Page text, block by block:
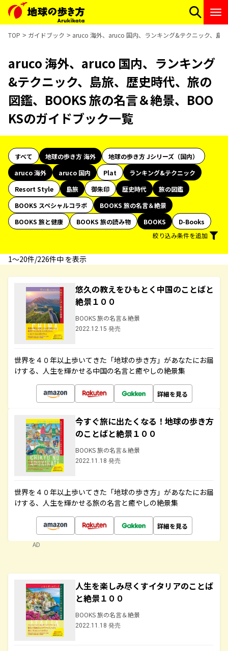
TOP ガイドブック aruco 海外、aruco 国内、ランキング&テクニック、島
aruco 海外、aruco 国内、ランキング
&テクニック、島旅、歴史時代、旅の
図鑑、BOOKS 旅の名言＆絶景、BOO
KSのガイドブック一覧
すべて 地球の歩き方 海外
地球の歩き方 Jシリーズ（国内）
aruco 海外
aruco 国内 Plat
ランキング&テクニック
Resort Style
島旅 御朱印 歴史時代
旅の図鑑
BOOKS スペシャルコラボ
BOOKS 旅の名言＆絶景
BOOKS 旅と健康
BOOKS 旅の読み物 BOOKS
D-Books
絞り込み条件を追加
1〜20件/226件中 を表示
悠久の教えをひもとく中国のことばと
絶景１００
BOOKS 旅の名言＆絶景
2022.12.15 発売
世界を４０年以上歩いてきた「地球の歩き方」があなたにお届
けする、人生を輝かせる中国の名言と癒やしの絶景集
詳細を見る
今すぐ旅に出たくなる！地球の歩き方
のことばと絶景１００
BOOKS 旅の名言＆絶景
2022.11.18 発売
世界を４０年以上歩いてきた「地球の歩き方」があなたにお届
けする、人生を輝かせる旅の名言と癒やしの絶景集
詳細を見る
AD
人生を楽しみ尽くすイタリアのことば
と絶景１００
BOOKS 旅の名言＆絶景
2022.11.18 発売